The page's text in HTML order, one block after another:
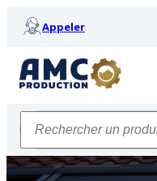
Appeler